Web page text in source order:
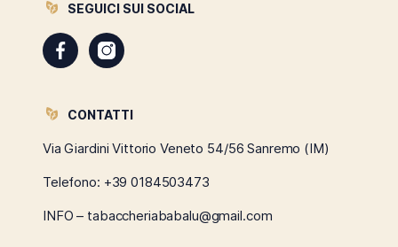
SEGUICI SUI SOCIAL
CONTATTI
Via Giardini Vittorio Veneto 54/56 Sanremo (IM)
Telefono: +39 0184503473
INFO – tabaccheriababalu@gmail.com